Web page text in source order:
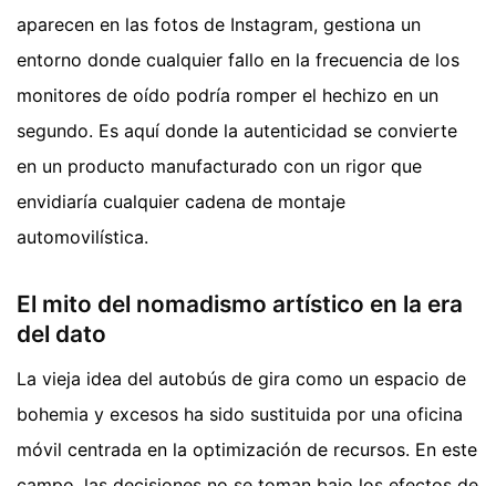
aparecen en las fotos de Instagram, gestiona un
entorno donde cualquier fallo en la frecuencia de los
monitores de oído podría romper el hechizo en un
segundo. Es aquí donde la autenticidad se convierte
en un producto manufacturado con un rigor que
envidiaría cualquier cadena de montaje
automovilística.
El mito del nomadismo artístico en la era
del dato
La vieja idea del autobús de gira como un espacio de
bohemia y excesos ha sido sustituida por una oficina
móvil centrada en la optimización de recursos. En este